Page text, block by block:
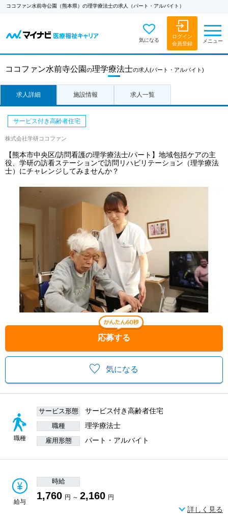
ココファン水前寺公園（熊本県）の理学療法士の求人（パート・アルバイト）
気になる
ログイン
会員登録
メニュー
ココファン水前寺公園 の理学療法士の求人 (パート・アルバイト)
求人詳細 施設情報 求人一覧
気になる
応募する
サービス付き高齢者住宅
株式会社学研ココファン
【熊本市中央区/訪問看護の理学療法士/パート】地域包括ケアの主
役、学研の訪看ステーションで訪問リハビリテーション（理学療法
士）にチャレンジしてみませんか？
職種
サービス形態 サービス付き高齢者住宅
職種 理学療法士
雇用形態 パート・アルバイト
給与
時給
1,760 円 ～ 2,160 円
詳しく見る